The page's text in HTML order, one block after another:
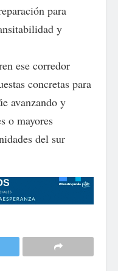
para
y
ese corredor
concretas para
avanzando y
o mayores
del sur